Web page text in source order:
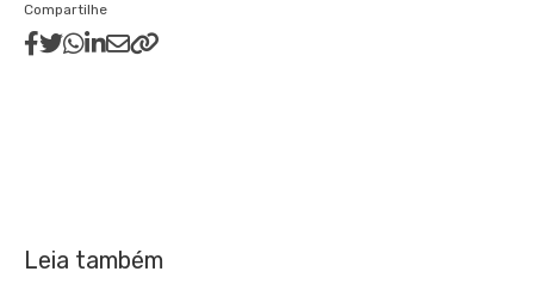
Compartilhe
Leia também